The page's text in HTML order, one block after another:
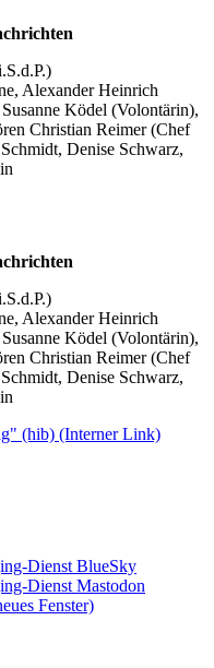
Alexander Heinrich
Susanne Ködel (Volontärin),
Christian Reimer (Chef
Denise Schwarz,
Alexander Heinrich
Susanne Ködel (Volontärin),
Christian Reimer (Chef
Denise Schwarz,
(hib) (Interner Link)
Dienst BlueSky
Dienst Mastodon
Fenster)